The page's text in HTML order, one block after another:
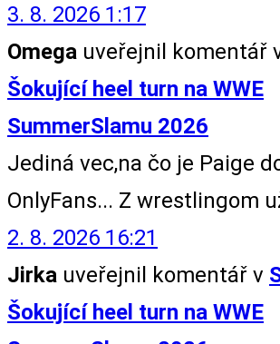
3. 8. 2026 1:17
Omega uveřejnil komentář
Šokující heel turn na WWE
SummerSlamu 2026
Jediná vec,na čo je Paige
OnlyFans... Z wrestlingom
2. 8. 2026 16:21
Jirka uveřejnil komentář v
Šokující heel turn na WWE